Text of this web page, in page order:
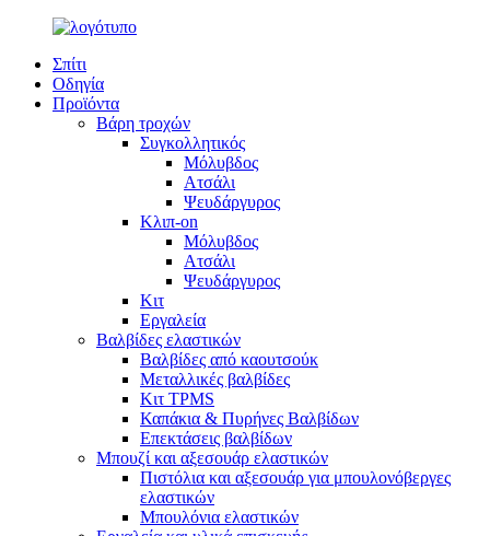
Σπίτι
Οδηγία
Προϊόντα
Βάρη τροχών
Συγκολλητικός
Μόλυβδος
Ατσάλι
Ψευδάργυρος
Κλιπ-on
Μόλυβδος
Ατσάλι
Ψευδάργυρος
Κιτ
Εργαλεία
Βαλβίδες ελαστικών
Βαλβίδες από καουτσούκ
Μεταλλικές βαλβίδες
Κιτ TPMS
Καπάκια & Πυρήνες Βαλβίδων
Επεκτάσεις βαλβίδων
Μπουζί και αξεσουάρ ελαστικών
Πιστόλια και αξεσουάρ για μπουλονόβεργες
ελαστικών
Μπουλόνια ελαστικών